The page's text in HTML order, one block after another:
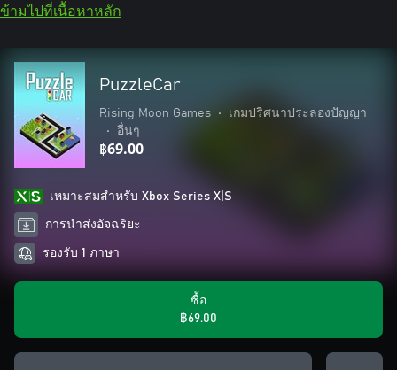
ข้ามไปที่เนื้อหาหลัก
PuzzleCar
Rising Moon Games •
เกมปริศนาประลองปัญญา
•
อื่นๆ
฿69.00
เหมาะสมสําหรับ Xbox Series X|S
การนำส่งอัจฉริยะ
รองรับ 1 ภาษา
ซื้อ
฿69.00